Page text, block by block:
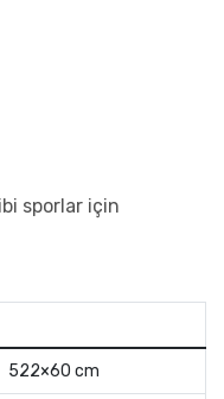
sporlar için
522×60 cm